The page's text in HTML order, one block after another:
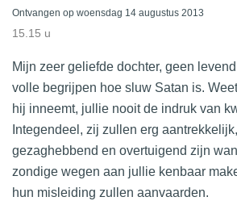
Ontvangen op woensdag 14 augustus 2013
15.15 u
Mijn zeer geliefde dochter, geen
volle begrijpen hoe sluw Satan is.
hij inneemt, jullie nooit de indruk van
Integendeel, zij zullen erg
gezaghebbend en overtuigend zijn
zondige wegen aan jullie kenbaar
hun misleiding zullen aanvaarden.